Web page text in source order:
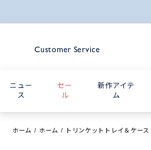
Customer Service
ニュー
ス
セー
ル
新作アイテ
ム
ホーム ホーム トリンケットトレイ＆ケース